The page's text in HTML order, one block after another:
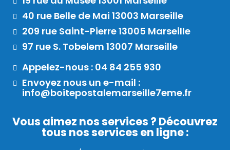
40 rue Belle de Mai 13003 Marseille
209 rue Saint-Pierre 13005 Marseille
97 rue S. Tobelem 13007 Marseille
Appelez-nous : 04 84 255 930
Envoyez nous un e-mail :
info@boitepostalemarseille7eme.fr
Vous aimez nos services ? Découvrez
tous nos services en ligne :